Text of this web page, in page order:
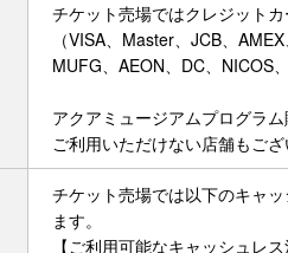
チケット売場ではクレジットカ
（VISA、Master、JCB、
MUFG、AEON、DC、NICOS、
アクアミュージアムプログラ
ご利用いただけない店舗もござ
チケット売場では以下のキャ
ます。
【ご利用可能なキャッシュレス